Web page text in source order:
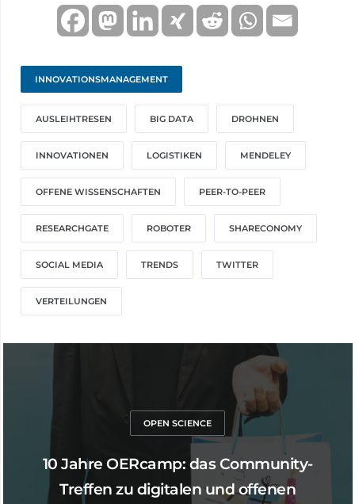
INNOVATIONSMANAGEMENT
AUSLEIHTRESEN BIG DATA DROHNEN
INNOVATIONEN LOGISTIKEN MENDELEY
OFFENE WISSENSCHAFTEN PEER-TO-PEER
RESEARCHGATE ROBOTER SHARECONOMY
SOCIAL MEDIA TRENDS TWITTER
VERTEILUNGEN
OPEN SCIENCE
10 Jahre OERcamp: das Community-
Treffen zu digitalen und offenen